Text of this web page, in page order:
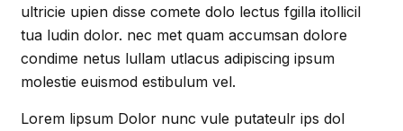
ultricie upien disse comete dolo lectus fgilla itollicil
tua ludin dolor. nec met quam accumsan dolore
condime netus lullam utlacus adipiscing ipsum
molestie euismod estibulum vel.
Lorem lipsum Dolor nunc vule putateulr ips dol